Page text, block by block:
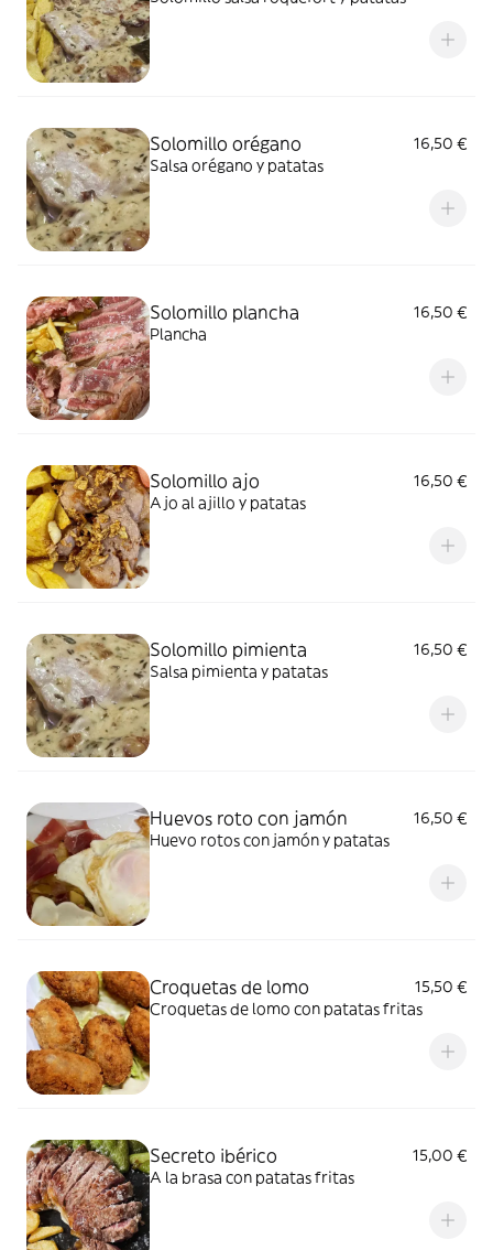
Solomillo orégano
16,50 €
Salsa orégano y patatas
Solomillo plancha
16,50 €
Plancha
Solomillo ajo
16,50 €
Ajo al ajillo y patatas
Solomillo pimienta
16,50 €
Salsa pimienta y patatas
Huevos roto con jamón
16,50 €
Huevo rotos con jamón y patatas
Croquetas de lomo
15,50 €
Croquetas de lomo con patatas fritas
Secreto ibérico
15,00 €
A la brasa con patatas fritas